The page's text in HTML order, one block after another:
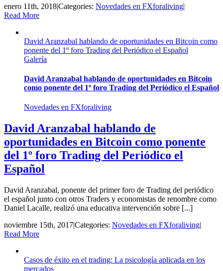
enero 11th, 2018|Categories: Novedades en FXforaliving|
Read More
David Aranzabal hablando de oportunidades en Bitcoin como
ponente del 1º foro Trading del Periódico el Español
Galería
David Aranzabal hablando de oportunidades en Bitcoin
como ponente del 1º foro Trading del Periódico el Español
Novedades en FXforaliving
David Aranzabal hablando de
oportunidades en Bitcoin como ponente
del 1º foro Trading del Periódico el
Español
David Aranzabal, ponente del primer foro de Trading del periódico
el español junto con otros Traders y economistas de renombre como
Daniel Lacalle, realizó una educativa intervención sobre [...]
noviembre 15th, 2017|Categories: Novedades en FXforaliving|
Read More
Casos de éxito en el trading: La psicología aplicada en los
mercados